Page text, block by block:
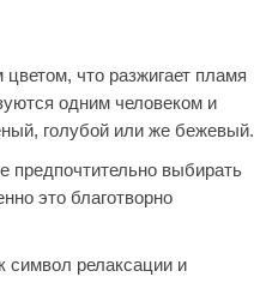
что разжигает пламя
одним человеком и
голубой или же бежевый.
предпочтительно выбирать
это благотворно
символ релаксации и